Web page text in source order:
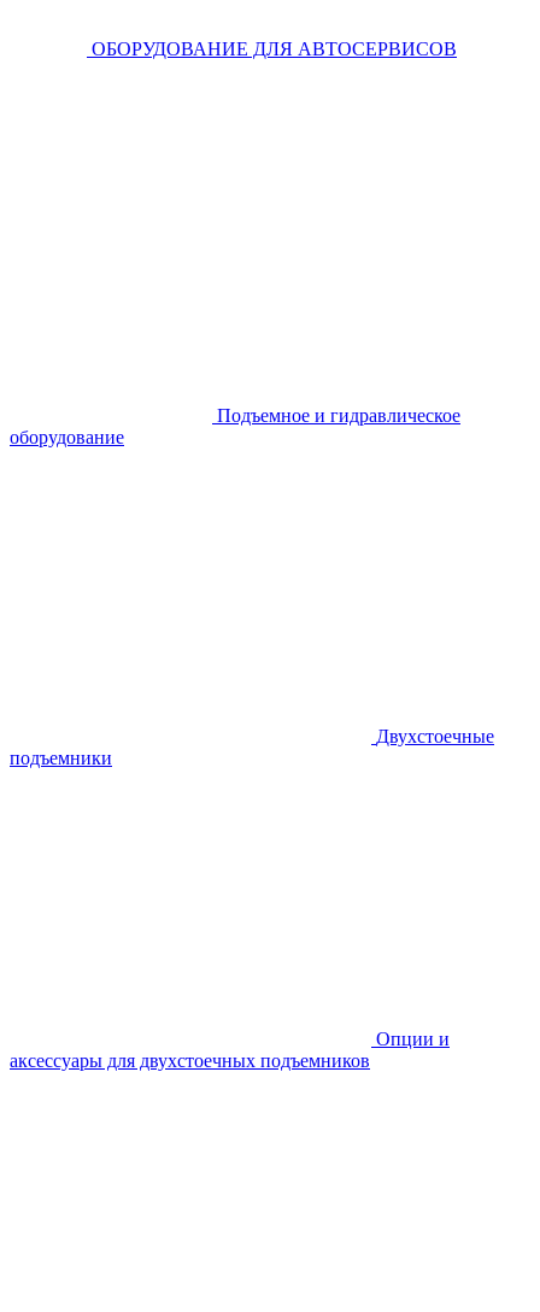
ОБОРУДОВАНИЕ ДЛЯ АВТОСЕРВИСОВ
Подъемное и гидравлическое
оборудование
Двухстоечные
подъемники
Опции и
аксессуары для двухстоечных подъемников